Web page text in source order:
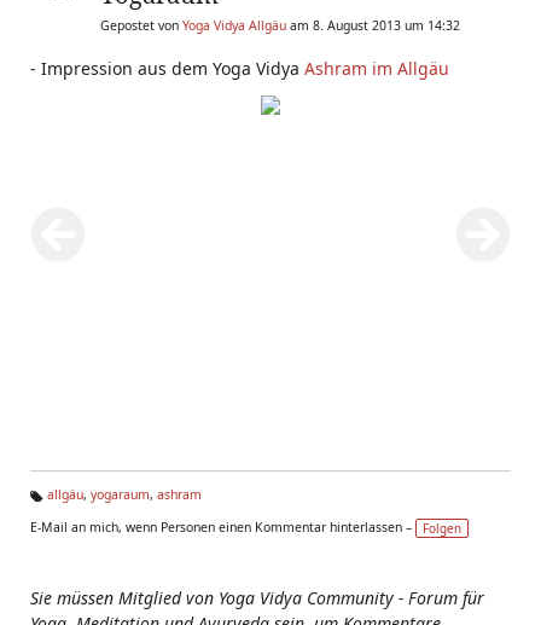
Gepostet von Yoga Vidya Allgäu am 8. August 2013 um 14:32
- Impression aus dem Yoga Vidya Ashram im Allgäu
g
allgäu, yogaraum, ashram
E-Mail an mich, wenn Personen einen Kommentar hinterlassen –
Folgen
Sie müssen Mitglied von Yoga Vidya Community - Forum für